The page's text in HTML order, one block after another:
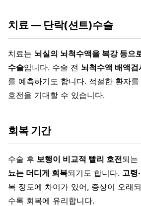
치료 — 단락(션트)수술
치료는 뇌실의 뇌척수액을 복강 등으
수술입니다. 수술 전 뇌척수액 배액검
를 예측하기도 합니다. 적절한 환자
호전을 기대할 수 있습니다.
회복 기간
수술 후 보행이 비교적 빨리 호전되는
뇨는 더디게 회복되기도 합니다. 고령
복 정도에 차이가 있어, 증상이 오래
수록 회복에 유리합니다.